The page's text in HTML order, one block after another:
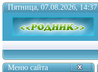
Пятница, 07.08.2026, 14:37
Меню сайта